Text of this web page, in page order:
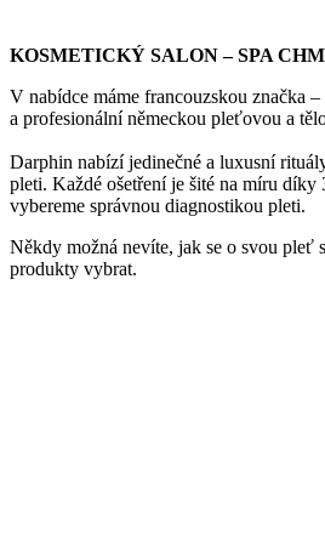
KOSMETICKÝ SALON – SPA
V nabídce máme francouzskou značka
a profesionální německou pleťovou a
Darphin nabízí jedinečné a luxusní
pleti. Každé ošetření je šité na míru
vybereme správnou diagnostikou pleti.
Někdy možná nevíte, jak se o svou pleť
produkty vybrat.